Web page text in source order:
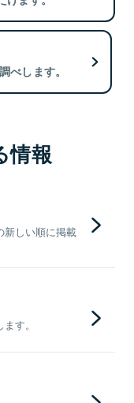
べします。
情報
新しい順に掲載
す。